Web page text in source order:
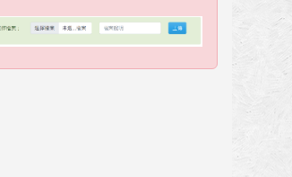
empty
empty head